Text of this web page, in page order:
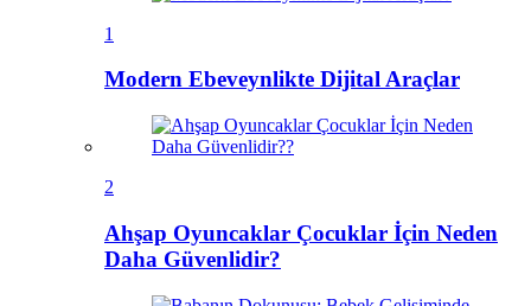
1
Modern Ebeveynlikte Dijital Araçlar
2
Ahşap Oyuncaklar Çocuklar İçin Neden
Daha Güvenlidir?